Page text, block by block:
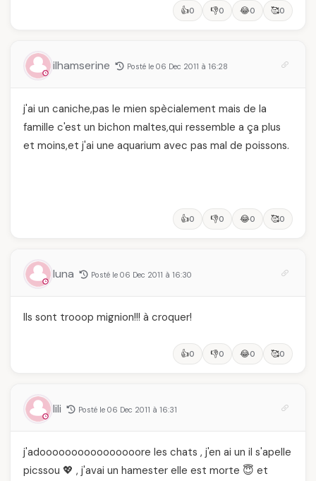
👍0 👎0 😂0 🥰0
ilhamserine Posté le 06 Dec 2011 à 16:28
j'ai un caniche,pas le mien spècialement mais de la
famille c'est un bichon maltes,qui ressemble a ça plus
et moins,et j'ai une aquarium avec pas mal de poissons.
👍0 👎0 😂0 🥰0
luna Posté le 06 Dec 2011 à 16:30
Ils sont trooop mignion!!! à croquer!
👍0 👎0 😂0 🥰0
lili Posté le 06 Dec 2011 à 16:31
j'adoooooooooooooooore les chats , j'en ai un il s'apelle
picssou 💖 , j'avai un hamester elle est morte 😇 et